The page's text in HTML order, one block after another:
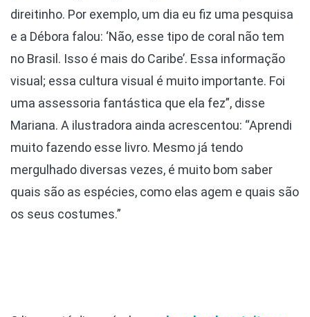
direitinho. Por exemplo, um dia eu fiz uma pesquisa
e a Débora falou: ‘Não, esse tipo de coral não tem
no Brasil. Isso é mais do Caribe’. Essa informação
visual; essa cultura visual é muito importante. Foi
uma assessoria fantástica que ela fez”, disse
Mariana. A ilustradora ainda acrescentou: “Aprendi
muito fazendo esse livro. Mesmo já tendo
mergulhado diversas vezes, é muito bom saber
quais são as espécies, como elas agem e quais são
os seus costumes.”